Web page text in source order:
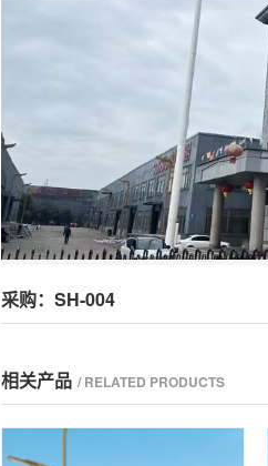
采购：SH-004
相关产品 / RELATED PRODUCTS